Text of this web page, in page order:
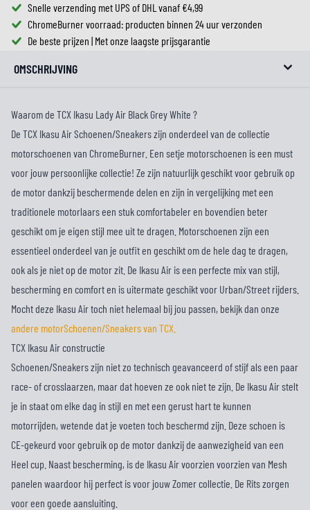
Snelle verzending met UPS of DHL vanaf €4,99
ChromeBurner voorraad: producten binnen 24 uur verzonden
De beste prijzen | Met onze laagste prijsgarantie
OMSCHRIJVING
Waarom de TCX Ikasu Lady Air Black Grey White ?
De TCX Ikasu Air Schoenen/Sneakers zijn onderdeel van de collectie
motorschoenen van ChromeBurner. Een setje motorschoenen is een must
voor jouw persoonlijke collectie! Ze zijn natuurlijk geschikt voor gebruik op
de motor dankzij beschermende delen en zijn in vergelijking met een
traditionele motorlaars een stuk comfortabeler en bovendien beter
geschikt om je eigen stijl mee uit te dragen. Motorschoenen zijn een
essentieel onderdeel van je outfit en geschikt om de hele dag te dragen,
ook als je niet op de motor zit. De Ikasu Air is een perfecte mix van stijl,
bescherming en comfort en is uitermate geschikt voor Urban/Street rijders.
Mocht deze Ikasu Air toch niet helemaal bij jou passen, bekijk dan onze
andere motorSchoenen/Sneakers van TCX.
TCX Ikasu Air constructie
Schoenen/Sneakers zijn niet zo technisch geavanceerd of stijf als een paar
race- of crosslaarzen, maar dat hoeven ze ook niet te zijn. De Ikasu Air stelt
je in staat om elke dag in stijl en met een gerust hart te kunnen
motorrijden, wetende dat je voeten toch beschermd zijn. Deze schoen is
CE-gekeurd voor gebruik op de motor dankzij de aanwezigheid van een
Heel cup. Naast bescherming, is de Ikasu Air voorzien voorzien van Mesh
panelen waardoor hij perfect is voor jouw Zomer collectie. De Rits zorgen
voor een goede aansluiting.